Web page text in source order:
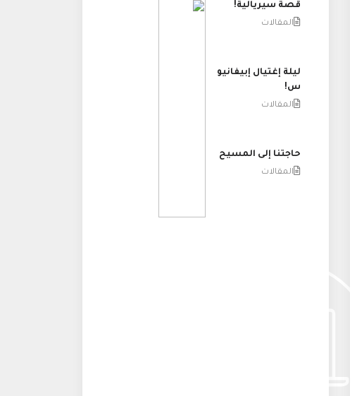
قصة سيريالية!
المقالات
ليلة إغتيال إبيفانيو
س!
المقالات
حاجتنا إلى المسيح
المقالات